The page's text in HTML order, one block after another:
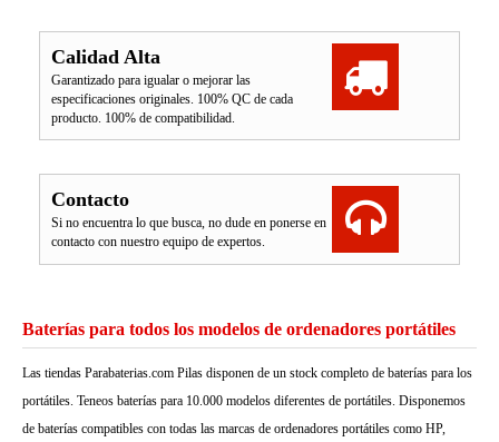
Calidad Alta
Garantizado para igualar o mejorar las
especificaciones originales. 100% QC de cada
producto. 100% de compatibilidad.
Contacto
Si no encuentra lo que busca, no dude en ponerse en
contacto con nuestro equipo de expertos.
Baterías para todos los modelos de ordenadores portátiles
Las tiendas Parabaterias.com Pilas disponen de un stock completo de baterías para los
portátiles. Teneos baterías para 10.000 modelos diferentes de portátiles. Disponemos
de baterías compatibles con todas las marcas de ordenadores portátiles como HP,